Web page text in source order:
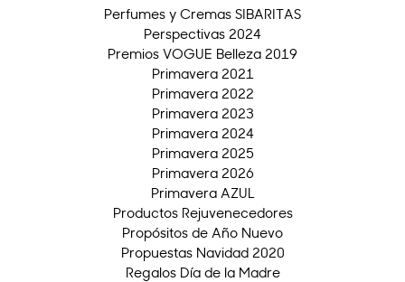
Perfumes y Cremas SIBARITAS
Perspectivas 2024
Premios VOGUE Belleza 2019
Primavera 2021
Primavera 2022
Primavera 2023
Primavera 2024
Primavera 2025
Primavera 2026
Primavera AZUL
Productos Rejuvenecedores
Propósitos de Año Nuevo
Propuestas Navidad 2020
Regalos Día de la Madre